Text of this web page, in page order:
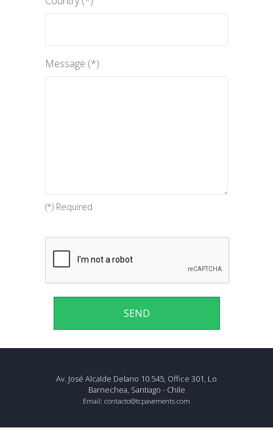
Message (*)
(*) Required
Av. José Alcalde Delano 10.545, Office 301, Lo
Barnechea, Santiago - Chile
Email: contacto@tcpavements.com